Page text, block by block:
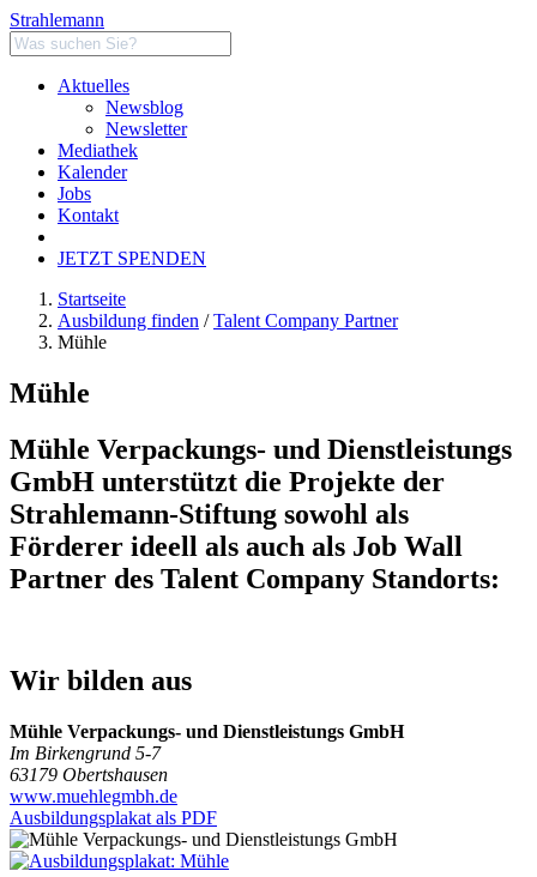
Strahlemann
Aktuelles
Newsblog
Newsletter
Mediathek
Kalender
Jobs
Kontakt
JETZT SPENDEN
Startseite
Ausbildung finden /Talent Company Partner
Mühle
Mühle
Mühle Verpackungs- und Dienstleistungs
GmbH unterstützt die Projekte der
Strahlemann-Stiftung sowohl als
Förderer ideell als auch als Job Wall
Partner des Talent Company Standorts:
Wir bilden aus
Mühle Verpackungs- und Dienstleistungs GmbH
Im Birkengrund 5-7
63179 Obertshausen
www.muehlegmbh.de
Ausbildungsplakat als PDF